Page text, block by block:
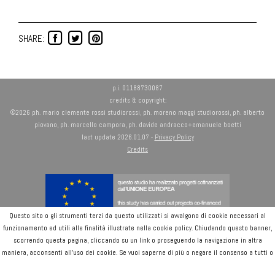
SHARE:
p.i. 01188730087
credits & copyright:
©2026 ph. mario clemente rossi studiorossi, ph. moreno maggi studiorossi, ph. alberto
piovano, ph. marcello campora, ph. davide andracco+emanuele boetti
last update 2026.01.07 - Privacy Policy
Credits
channels
Questo sito o gli strumenti terzi da questo utilizzati si avvalgono di cookie necessari al
funzionamento ed utili alle finalità illustrate nella cookie policy. Chiudendo questo banner,
scorrendo questa pagina, cliccando su un link o proseguendo la navigazione in altra
maniera, acconsenti all’uso dei cookie. Se vuoi saperne di più o negare il consenso a tutti o